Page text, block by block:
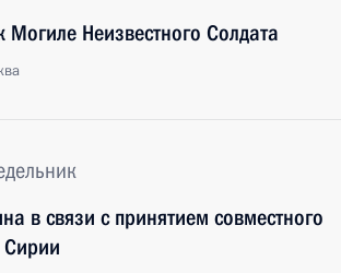
Неизвестного Солдата
в связи с принятием совместного